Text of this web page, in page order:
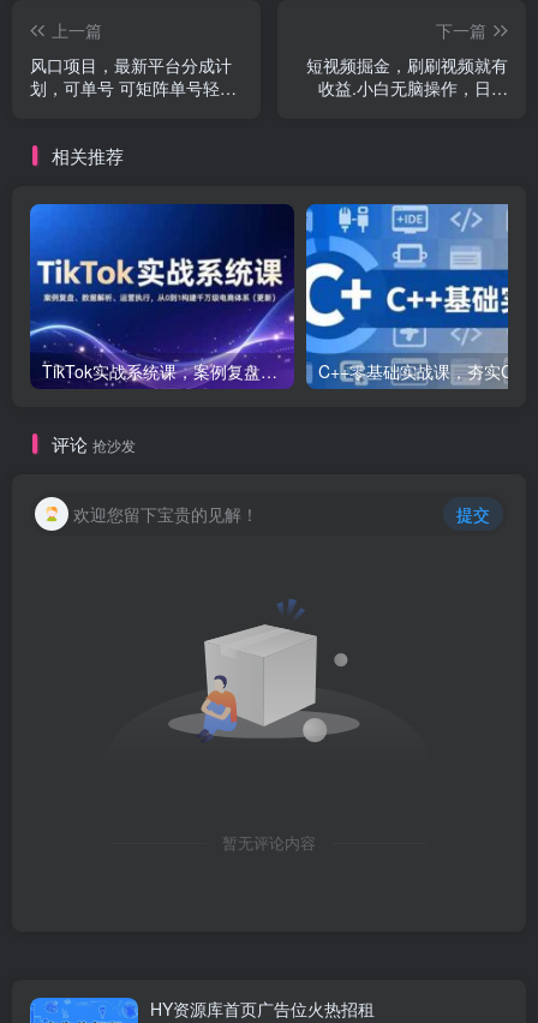
上一篇
风口项目，最新平台分成计
划，可单号 可矩阵单号轻松
下一篇
短视频掘金，刷刷视频就有
收益.小白无脑操作，日入
相关推荐
TikTok实战系统课，案例复盘、数据解析、运营执行，从0到1构建千万级电商体系（更新）
评论 抢沙发
欢迎您留下宝贵的见解！ 提交
暂无评论内容
HY资源库首页广告位火热招租